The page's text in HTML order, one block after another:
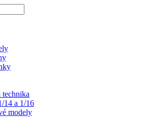
technika
14 a 1/16
modely